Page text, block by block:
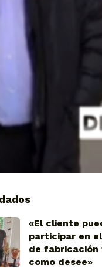
«El cliente
participar en
de
como desee»